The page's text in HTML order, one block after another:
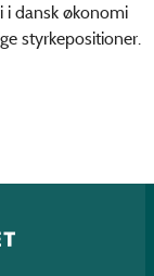
i dansk økonomi
styrkepositioner.